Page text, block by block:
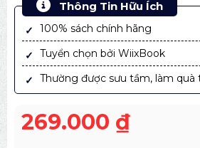
Thông Tin Hữu Ích
100% sách chính hãng
Tuyển chọn bởi WiixBook
Thường được sưu tầm, làm quà
269.000 ₫